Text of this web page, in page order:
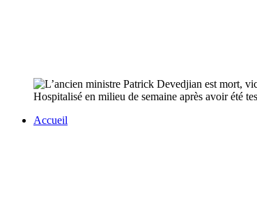
Hospitalisé en milieu de semaine après avoir été
Accueil